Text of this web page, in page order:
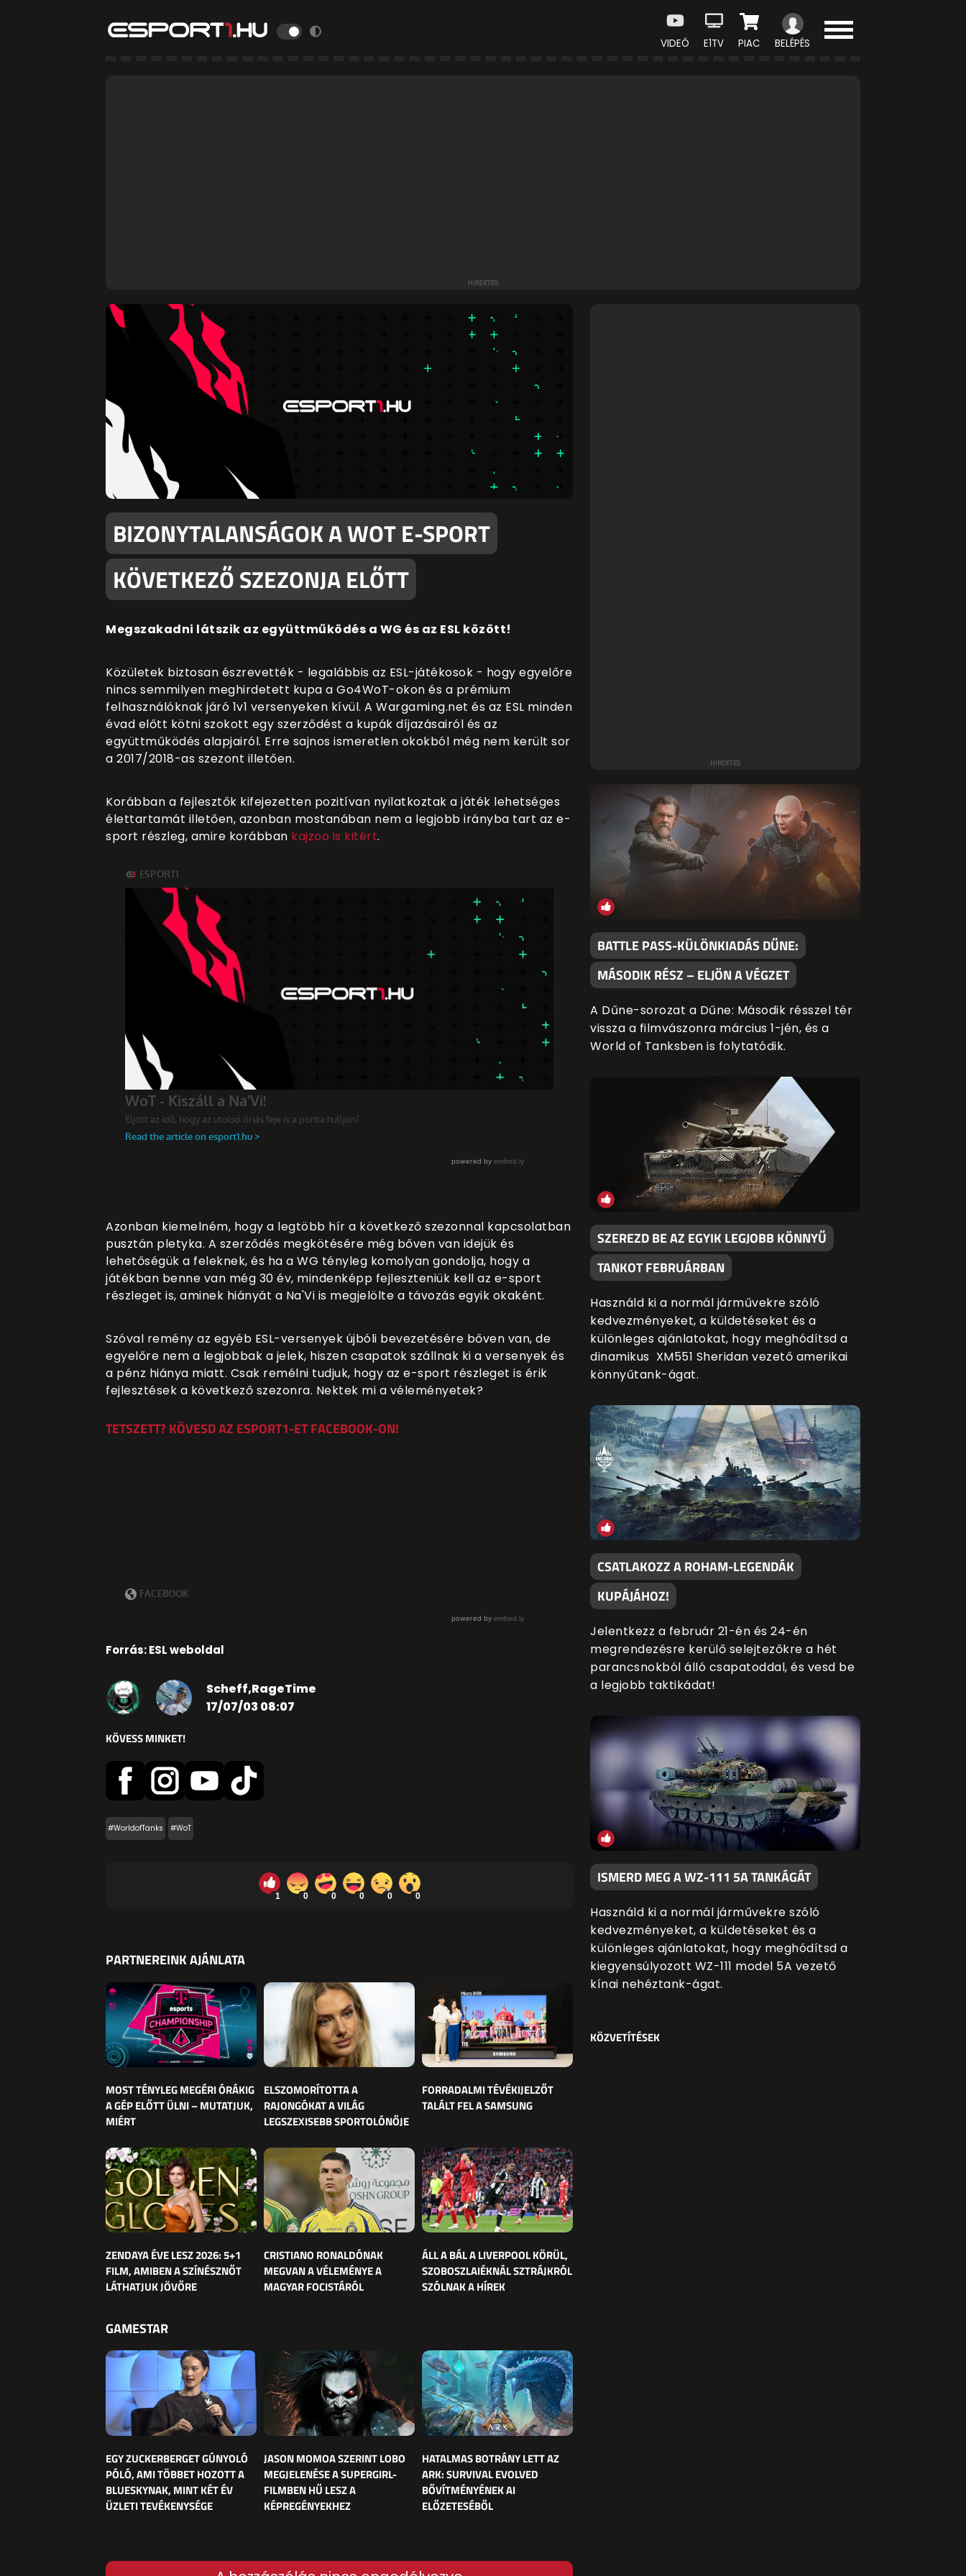
VIDEÓ E1TV PIAC BELÉPÉS
BIZONYTALANSÁGOK A WOT E-SPORT
KÖVETKEZŐ SZEZONJA ELŐTT
Megszakadni látszik az együttműködés a WG és az ESL között!
Közületek biztosan észrevették - legalábbis az ESL-játékosok - hogy egyelőre
nincs semmilyen meghirdetett kupa a Go4WoT-okon és a prémium
felhasználóknak járó 1v1 versenyeken kívül. A Wargaming.net és az ESL minden
évad előtt kötni szokott egy szerződést a kupák díjazásairól és az
együttműködés alapjairól. Erre sajnos ismeretlen okokból még nem került sor
a 2017/2018-as szezont illetően.
Korábban a fejlesztők kifejezetten pozitívan nyilatkoztak a játék lehetséges
élettartamát illetően, azonban mostanában nem a legjobb irányba tart az e-
sport részleg, amire korábban kajzoo is kitért.
Azonban kiemelném, hogy a legtöbb hír a következő szezonnal kapcsolatban
pusztán pletyka. A szerződés megkötésére még bőven van idejük és
lehetőségük a feleknek, és ha a WG tényleg komolyan gondolja, hogy a
játékban benne van még 30 év, mindenképp fejleszteniük kell az e-sport
részleget is, aminek hiányát a Na'Vi is megjelölte a távozás egyik okaként.
Szóval remény az egyéb ESL-versenyek újbóli bevezetésére bőven van, de
egyelőre nem a legjobbak a jelek, hiszen csapatok szállnak ki a versenyek és
a pénz hiánya miatt. Csak remélni tudjuk, hogy az e-sport részleget is érik
fejlesztések a következő szezonra. Nektek mi a véleményetek?
TETSZETT? KÖVESD AZ ESPORT1-ET FACEBOOK-ON!
Forrás: ESL weboldal
Scheff,RageTime
17/07/03 08:07
KÖVESS MINKET!
#WorldofTanks #WoT
1 0 0 0 0 0
PARTNEREINK AJÁNLATA
MOST TÉNYLEG MEGÉRI ÓRÁKIG
A GÉP ELŐTT ÜLNI – MUTATJUK,
MIÉRT
ELSZOMORÍTOTTA A
RAJONGÓKAT A VILÁG
LEGSZEXISEBB SPORTOLÓNŐJE
FORRADALMI TÉVÉKIJELZŐT
TALÁLT FEL A SAMSUNG
ZENDAYA ÉVE LESZ 2026: 5+1
FILM, AMIBEN A SZÍNÉSZNŐT
LÁTHATJUK JÖVŐRE
CRISTIANO RONALDÓNAK
MEGVAN A VÉLEMÉNYE A
MAGYAR FOCISTÁRÓL
ÁLL A BÁL A LIVERPOOL KÖRÜL,
SZOBOSZLAIÉKNÁL SZTRÁJKRÓL
SZÓLNAK A HÍREK
GAMESTAR
EGY ZUCKERBERGET GÚNYOLÓ
PÓLÓ, AMI TÖBBET HOZOTT A
BLUESKYNAK, MINT KÉT ÉV
ÜZLETI TEVÉKENYSÉGE
JASON MOMOA SZERINT LOBO
MEGJELENÉSE A SUPERGIRL-
FILMBEN HŰ LESZ A
KÉPREGÉNYEKHEZ
HATALMAS BOTRÁNY LETT AZ
ARK: SURVIVAL EVOLVED
BŐVÍTMÉNYÉNEK AI
ELŐZETESÉBŐL
BATTLE PASS-KÜLÖNKIADÁS DŰNE:
MÁSODIK RÉSZ – ELJÖN A VÉGZET
A Dűne-sorozat a Dűne: Második résszel tér
vissza a filmvászonra március 1-jén, és a
World of Tanksben is folytatódik.
SZEREZD BE AZ EGYIK LEGJOBB KÖNNYŰ
TANKOT FEBRUÁRBAN
Használd ki a normál járművekre szóló
kedvezményeket, a küldetéseket és a
különleges ajánlatokat, hogy meghódítsd a
dinamikus XM551 Sheridan vezető amerikai
könnyűtank-ágat.
CSATLAKOZZ A ROHAM-LEGENDÁK
KUPÁJÁHOZ!
Jelentkezz a február 21-én és 24-én
megrendezésre kerülő selejtezőkre a hét
parancsnokból álló csapatoddal, és vesd be
a legjobb taktikádat!
ISMERD MEG A WZ-111 5A TANKÁGÁT
Használd ki a normál járművekre szóló
kedvezményeket, a küldetéseket és a
különleges ajánlatokat, hogy meghódítsd a
kiegyensúlyozott WZ-111 model 5A vezető
kínai nehéztank-ágat.
KÖZVETÍTÉSEK